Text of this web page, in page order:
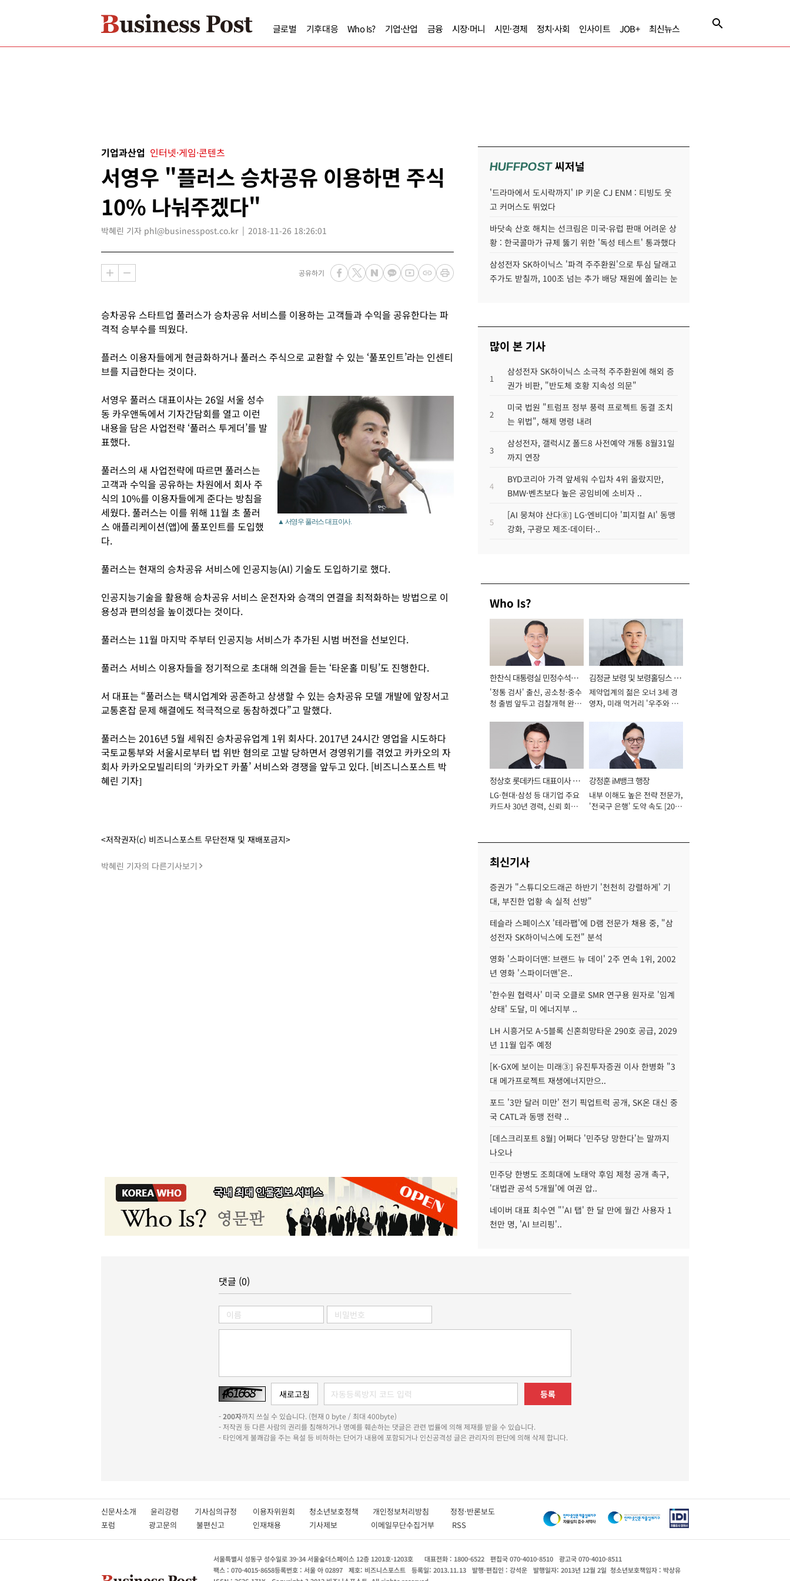
글로벌 기후대응 Who Is? 기업·산업 금융 시장·머니 시민·경제 정치·사회 인사이트 JOB+ 최신뉴스
기업과산업 인터넷·게임·콘텐츠
서영우 "플러스 승차공유 이용하면 주식
10% 나눠주겠다"
박혜린 기자 phl@businesspost.co.kr 2018-11-26 18:26:01
공유하기
승차공유 스타트업 풀러스가 승차공유 서비스를 이용하는 고객들과 수익을 공유한다는 파
격적 승부수를 띄웠다.
플러스 이용자들에게 현금화하거나 풀러스 주식으로 교환할 수 있는 ‘풀포인트’라는 인센티
브를 지급한다는 것이다.
▲ 서영우 풀러스 대표이사.
서영우 풀러스 대표이사는 26일 서울 성수
동 카우앤독에서 기자간담회를 열고 이런
내용을 담은 사업전략 ‘풀러스 투게더’를 발
표했다.
풀러스의 새 사업전략에 따르면 풀러스는
고객과 수익을 공유하는 차원에서 회사 주
식의 10%를 이용자들에게 준다는 방침을
세웠다. 풀러스는 이를 위해 11월 초 풀러
스 애플리케이션(앱)에 풀포인트를 도입했
다.
풀러스는 현재의 승차공유 서비스에 인공지능(AI) 기술도 도입하기로 했다.
인공지능기술을 활용해 승차공유 서비스 운전자와 승객의 연결을 최적화하는 방법으로 이
용성과 편의성을 높이겠다는 것이다.
풀러스는 11월 마지막 주부터 인공지능 서비스가 추가된 시범 버전을 선보인다.
풀러스 서비스 이용자들을 정기적으로 초대해 의견을 듣는 ‘타운홀 미팅’도 진행한다.
서 대표는 “풀러스는 택시업계와 공존하고 상생할 수 있는 승차공유 모델 개발에 앞장서고
교통혼잡 문제 해결에도 적극적으로 동참하겠다”고 말했다.
풀러스는 2016년 5월 세워진 승차공유업계 1위 회사다. 2017년 24시간 영업을 시도하다
국토교통부와 서울시로부터 법 위반 혐의로 고발 당하면서 경영위기를 겪었고 카카오의 자
회사 카카오모빌리티의 ‘카카오T 카풀’ 서비스와 경쟁을 앞두고 있다. [비즈니스포스트 박
혜린 기자]
<저작권자(c) 비즈니스포스트 무단전재 및 재배포금지>
박혜린 기자의 다른기사보기
HUFFPOST씨저널
'드라마에서 도시락까지' IP 키운 CJ ENM : 티빙도 웃
고 커머스도 뛰었다
바닷속 산호 해치는 선크림은 미국·유럽 판매 어려운 상
황 : 한국콜마가 규제 뚫기 위한 '독성 테스트' 통과했다
삼성전자 SK하이닉스 '파격 주주환원'으로 투심 달래고
주가도 받칠까, 100조 넘는 추가 배당 재원에 쏠리는 눈
많이 본 기사
1
삼성전자 SK하이닉스 소극적 주주환원에 해외 증
권가 비판, "반도체 호황 지속성 의문"
2
미국 법원 "트럼프 정부 풍력 프로젝트 동결 조치
는 위법", 해제 명령 내려
3
삼성전자, 갤럭시Z 폴드8 사전예약 개통 8월31일
까지 연장
4
BYD코리아 가격 앞세워 수입차 4위 올랐지만,
BMW·벤츠보다 높은 공임비에 소비자 ..
5
[AI 뭉쳐야 산다⑧] LG·엔비디아 '피지컬 AI' 동맹
강화, 구광모 제조·데이터·..
Who Is?
한찬식 대통령실 민정수석비
서관
'정통 검사' 출신, 공소청·중수
청 출범 앞두고 검찰개혁 완수
김정균 보령 및 보령홀딩스 대
표이사 사장
제약업계의 젊은 오너 3세 경
영자, 미래 먹거리 '우주와 헬
정상호 롯데카드 대표이사 사
장
LG·현대·삼성 등 대기업 주요
카드사 30년 경력, 신뢰 회복
강정훈 iM뱅크 행장
내부 이해도 높은 전략 전문가,
'전국구 은행' 도약 속도 [2026
최신기사
증권가 "스튜디오드래곤 하반기 '천천히 강렬하게' 기
대, 부진한 업황 속 실적 선방"
테슬라 스페이스X '테라팹'에 D램 전문가 채용 중, "삼
성전자 SK하이닉스에 도전" 분석
영화 '스파이더맨: 브랜드 뉴 데이' 2주 연속 1위, 2002
년 영화 '스파이더맨'은..
'한수원 협력사' 미국 오클로 SMR 연구용 원자로 '임계
상태' 도달, 미 에너지부 ..
LH 시흥거모 A-5블록 신혼희망타운 290호 공급, 2029
년 11월 입주 예정
[K-GX에 보이는 미래③] 유진투자증권 이사 한병화 "3
대 메가프로젝트 재생에너지만으..
포드 '3만 달러 미만' 전기 픽업트럭 공개, SK온 대신 중
국 CATL과 동맹 전략 ..
[데스크리포트 8월] 어쩌다 '민주당 망한다'는 말까지
나오나
민주당 한병도 조희대에 노태악 후임 제청 공개 촉구,
'대법관 공석 5개월'에 여권 압..
네이버 대표 최수연 "'AI 탭' 한 달 만에 월간 사용자 1
천만 명, 'AI 브리핑'..
댓글 (0)
등록
-200자까지 쓰실 수 있습니다. (현재 0 byte / 최대 400byte)
- 저작권 등 다른 사람의 권리를 침해하거나 명예를 훼손하는 댓글은 관련 법률에 의해 제재를 받을 수 있습니다.
- 타인에게 불쾌감을 주는 욕설 등 비하하는 단어가 내용에 포함되거나 인신공격성 글은 관리자의 판단에 의해 삭제 합니다.
신문사소개 윤리강령 기사심의규정 이용자위원회 청소년보호정책 개인정보처리방침 정정·반론보도
포럼
광고문의 불편신고 인재채용 기사제보 이메일무단수집거부 RSS
서울특별시 성동구 성수일로 39-34 서울숲더스페이스 12층 1201호-1203호 대표전화 : 1800-6522 편집국 070-4010-8510
광고국 070-4010-8511
팩스 : 070-4015-8658등록번호 : 서울 아 02897 제호: 비즈니스포스트 등록일: 2013.11.13 발행·편집인 : 강석운 발행일자: 2013년 12월 2일 청소년보호책임자 : 박상유